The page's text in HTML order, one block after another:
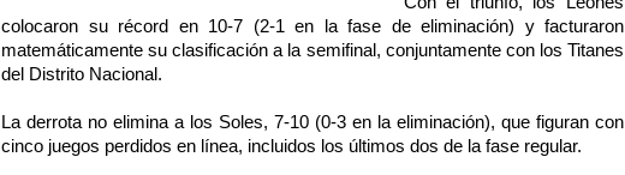
colocaron su récord en 10-7 (2-1 en la fase de eliminación) y facturaron
matemáticamente su clasificación a la semifinal, conjuntamente con los Titanes
del Distrito Nacional.
La derrota no elimina a los Soles, 7-10 (0-3 en la eliminación), que figuran con
cinco juegos perdidos en línea, incluidos los últimos dos de la fase regular.